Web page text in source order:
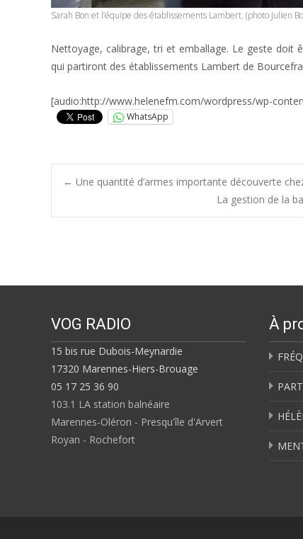
Sarah Bon et l’équipe des établissements Lambert. (photo Julien
Nettoyage, calibrage, tri et emballage. Le geste doit
qui partiront des établissements Lambert de
[audio:http://www.helenefm.com/wordpress/wp-
WhatsApp
Post
← Une quantité d’armes importante découverte
La gestion de la
VOG RADIO
15 bis rue Dubois-Meynardie
17320 Marennes-Hiers-Brouage
05 17 25 36 90
103.1 LA station balnéaire
Marennes-Oléron - Presqu'île d'Arvert
Royan - Rochefort
À